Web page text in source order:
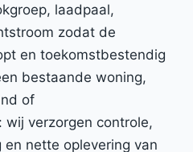
laadpaal,
zodat de
en toekomstbestendig
bestaande woning,
of
verzorgen controle,
nette oplevering van